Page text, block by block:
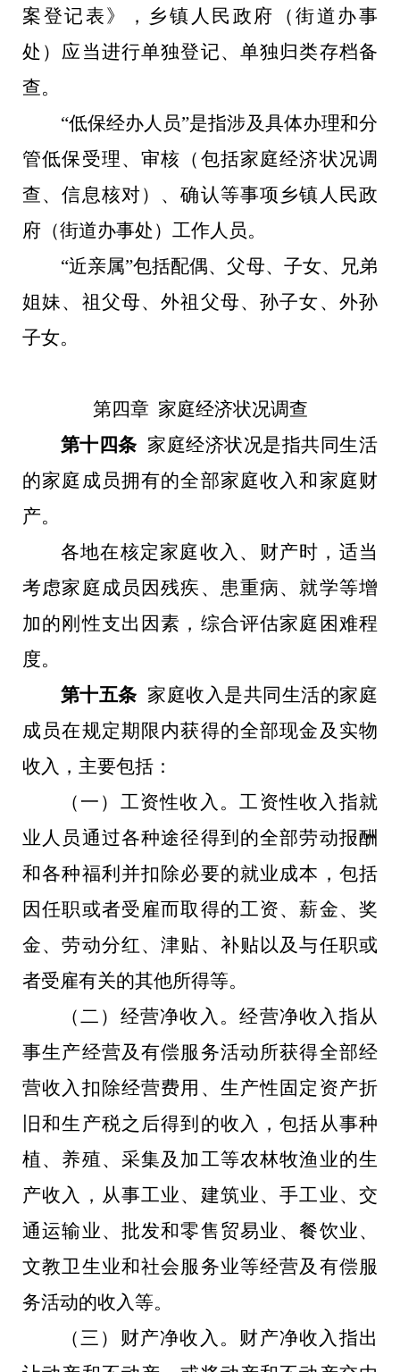
案登记表》，乡镇人民政府（街道办事
处）应当进行单独登记、单独归类存档备
查。
“低保经办人员”是指涉及具体办理和分
管低保受理、审核（包括家庭经济状况调
查、信息核对）、确认等事项乡镇人民政
府（街道办事处）工作人员。
“近亲属”包括配偶、父母、子女、兄弟
姐妹、祖父母、外祖父母、孙子女、外孙
子女。
第四章 家庭经济状况调查
第十四条 家庭经济状况是指共同生活
的家庭成员拥有的全部家庭收入和家庭财
产。
各地在核定家庭收入、财产时，适当
考虑家庭成员因残疾、患重病、就学等增
加的刚性支出因素，综合评估家庭困难程
度。
第十五条 家庭收入是共同生活的家庭
成员在规定期限内获得的全部现金及实物
收入，主要包括：
（一）工资性收入。工资性收入指就
业人员通过各种途径得到的全部劳动报酬
和各种福利并扣除必要的就业成本，包括
因任职或者受雇而取得的工资、薪金、奖
金、劳动分红、津贴、补贴以及与任职或
者受雇有关的其他所得等。
（二）经营净收入。经营净收入指从
事生产经营及有偿服务活动所获得全部经
营收入扣除经营费用、生产性固定资产折
旧和生产税之后得到的收入，包括从事种
植、养殖、采集及加工等农林牧渔业的生
产收入，从事工业、建筑业、手工业、交
通运输业、批发和零售贸易业、餐饮业、
文教卫生业和社会服务业等经营及有偿服
务活动的收入等。
（三）财产净收入。财产净收入指出